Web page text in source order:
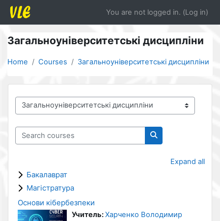
Skip to main content
You are not logged in. (Log in)
Загальноуніверситетські дисципліни
Home Courses Загальноуніверситетські дисципліни
Course categories
Search courses
Search courses
Expand all
Бакалаврат
Магістратура
Основи кібербезпеки
Учитель:Харченко Володимир